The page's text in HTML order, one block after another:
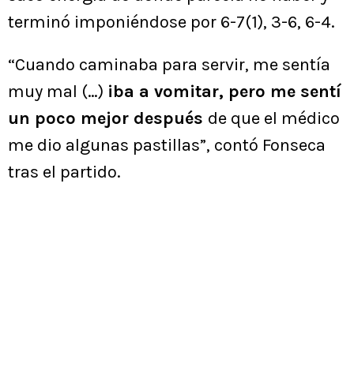
terminó imponiéndose por 6-7(1), 3-6, 6-4.
“Cuando caminaba para servir, me sentía
muy mal (…) iba a vomitar, pero me sentí
un poco mejor después de que el médico
me dio algunas pastillas”, contó Fonseca
tras el partido.